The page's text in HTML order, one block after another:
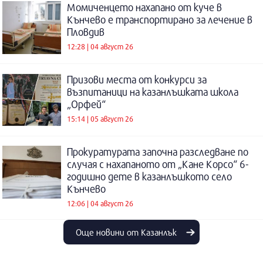
Момиченцето нахапано от куче в
Кънчево е транспортирано за лечение в
Пловдив
12:28 | 04 август 26
Призови места от конкурси за
възпитаници на казанлъшката школа
„Орфей“
15:14 | 05 август 26
Прокуратурата започна разследване по
случая с нахапаното от „Кане Корсо“ 6-
годишно дете в казанлъшкото село
Кънчево
12:06 | 04 август 26
Още новини от Казанлък